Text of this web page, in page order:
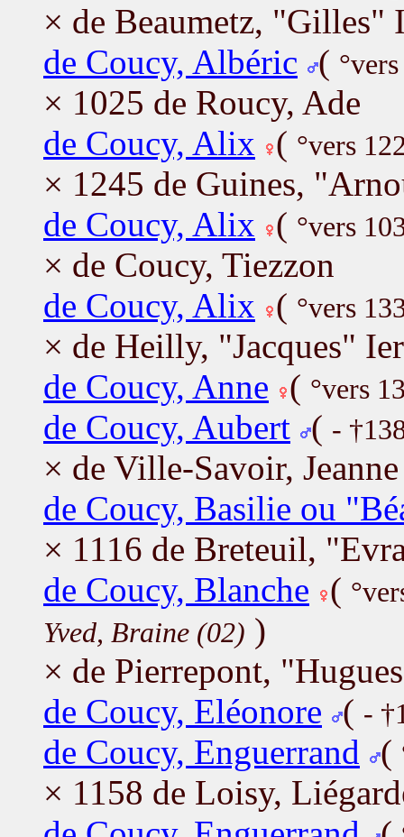
× de Beaumetz, "Gilles"
de Coucy, Albéric (
× 1025 de Roucy, Ade
de Coucy, Alix ( °vers
× 1245 de Guines,
de Coucy, Alix ( °vers
× de Coucy, Tiezzon
de Coucy, Alix ( °vers
× de Heilly, "Jacques" Ier
de Coucy, Anne ( °vers
de Coucy, Aubert ( -
× de Ville-Savoir, Jeanne
de Coucy, Basilie ou
× 1116 de Breteuil,
de Coucy, Blanche (
Yved, Braine (02) )
× de Pierrepont,
de Coucy, Eléonore ( -
de Coucy, Enguerrand (
× 1158 de Loisy,